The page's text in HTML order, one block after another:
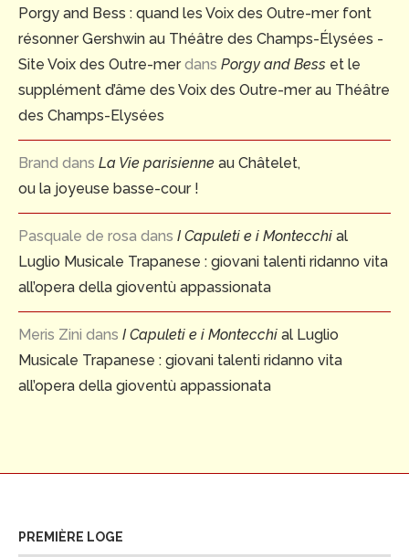
Porgy and Bess : quand les Voix des Outre-mer font
résonner Gershwin au Théâtre des Champs-Élysées -
Site Voix des Outre-merdans Porgy and Bess et le
supplément d’âme des Voix des Outre-mer au Théâtre
des Champs-Elysées
Brand dans La Vie parisienne au Châtelet,
ou la joyeuse basse-cour !
Pasquale de rosa dans I Capuleti e i Montecchi al
Luglio Musicale Trapanese : giovani talenti ridanno vita
all’opera della gioventù appassionata
Meris Zini dans I Capuleti e i Montecchi al Luglio
Musicale Trapanese : giovani talenti ridanno vita
all’opera della gioventù appassionata
PREMIÈRE LOGE